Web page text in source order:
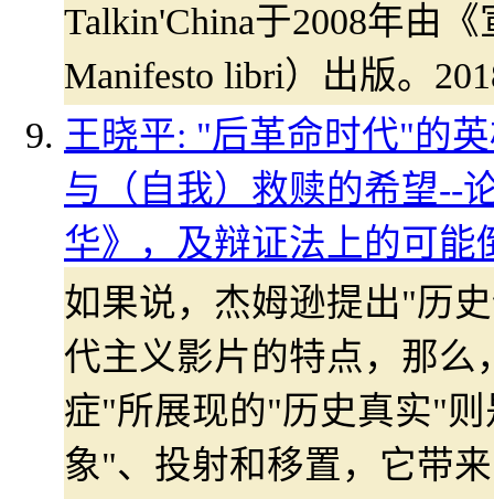
Talkin'China于2008年由
Manifesto libri）出版。
王晓平: "后革命时代"的
与（自我）救赎的希望--
华》，及辩证法上的可能
如果说，杰姆逊提出"历
代主义影片的特点，那
症"所展现的"历史真实"
象"、投射和移置，它带